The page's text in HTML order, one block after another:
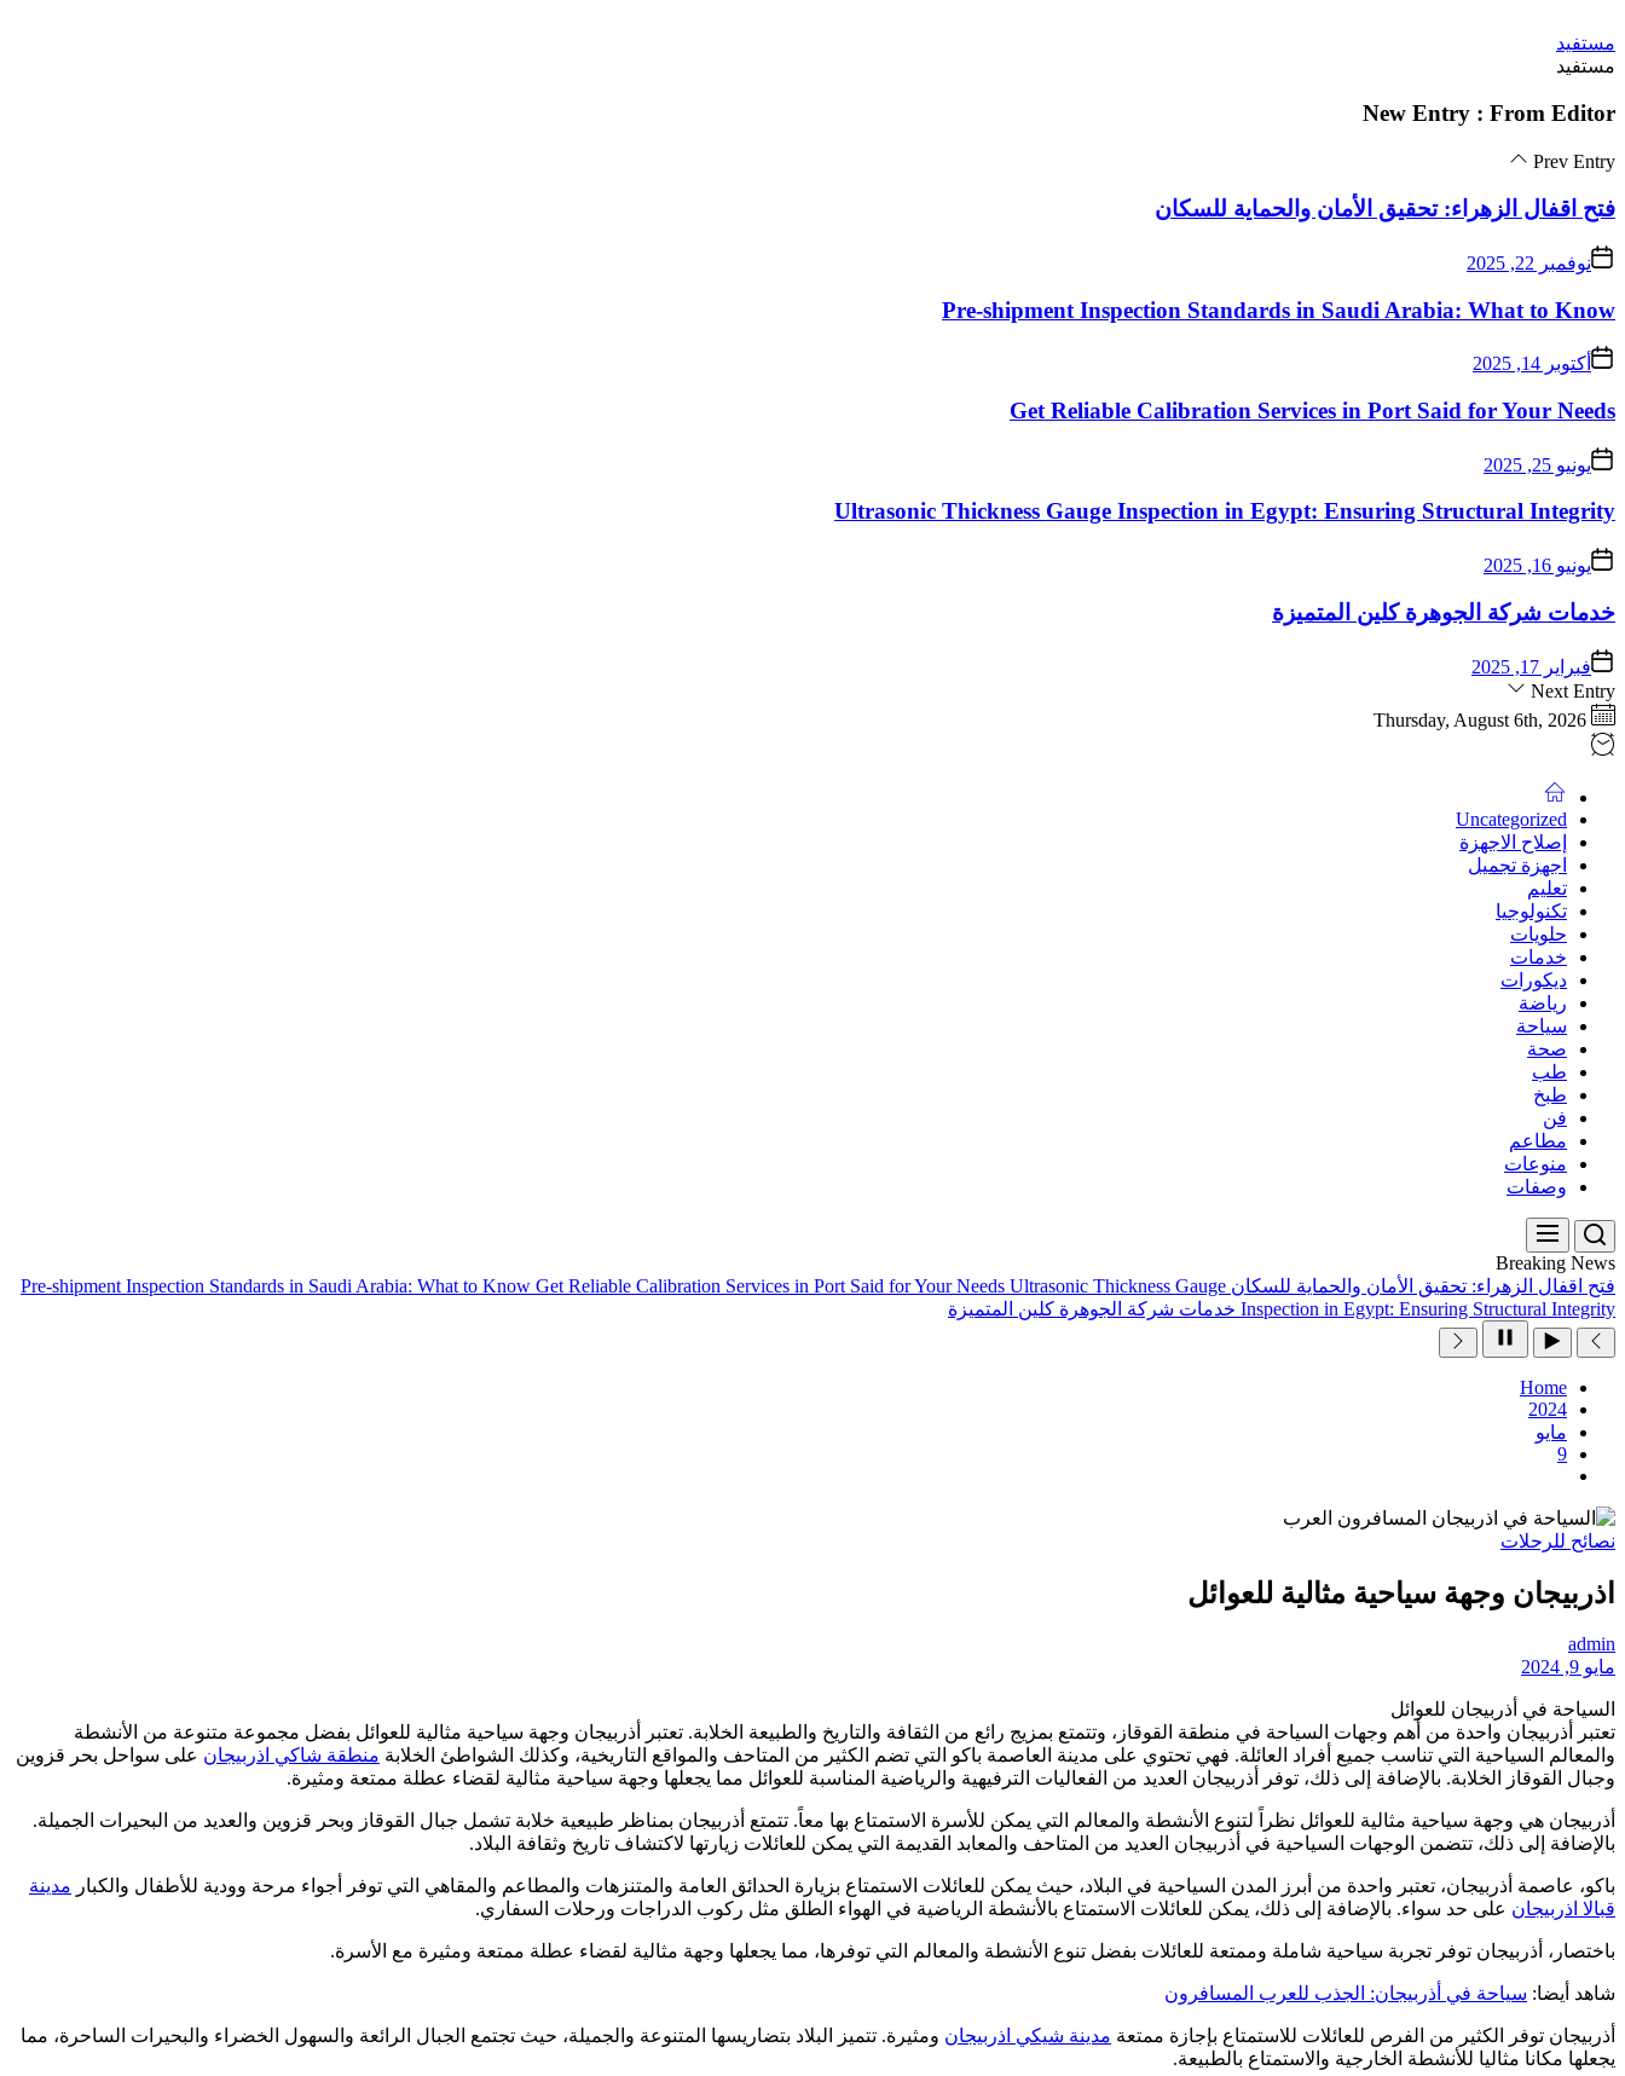
Skip
to
content
مستفيد
مستفيد
New Entry : From Editor
Prev Entry
فتح اقفال الزهراء: تحقيق الأمان والحماية للسكان
نوفمبر 22, 2025
Pre-shipment Inspection Standards in Saudi Arabia: What to Know
أكتوبر 14, 2025
Get Reliable Calibration Services in Port Said for Your Needs
يونيو 25, 2025
Ultrasonic Thickness Gauge Inspection in Egypt: Ensuring Structural Integrity
يونيو 16, 2025
خدمات شركة الجوهرة كلين المتميزة
فبراير 17, 2025
Next Entry
Thursday, August 6th, 2026
Uncategorized
إصلاح الاجهزة
اجهزة تجميل
تعليم
تكنولوجيا
حلويات
خدمات
ديكورات
رياضة
سياحة
صحة
طب
طبخ
فن
مطاعم
منوعات
وصفات
Breaking News
فتح اقفال الزهراء: تحقيق الأمان والحماية للسكان
Pre-shipment Inspection Standards in Saudi Arabia: What to Know Get Reliable Calibration Services in Port Said for Your Needs Ultrasonic Thickness Gauge
Inspection in Egypt: Ensuring Structural Integrity خدمات شركة الجوهرة كلين المتميزة
Home
2024
مايو
9
نصائح للرحلات
اذربيجان وجهة سياحية مثالية للعوائل
admin
مايو 9, 2024
السياحة في أذربيجان للعوائل
تعتبر أذربيجان واحدة من أهم وجهات السياحة في منطقة القوقاز، وتتمتع بمزيج رائع من الثقافة والتاريخ والطبيعة الخلابة. تعتبر أذربيجان وجهة سياحية مثالية للعوائل بفضل مجموعة متنوعة من الأنشطة
والمعالم السياحية التي تناسب جميع أفراد العائلة. فهي تحتوي على مدينة العاصمة باكو التي تضم الكثير من المتاحف والمواقع التاريخية، وكذلك الشواطئ الخلابة منطقة شاكي اذربيجان على سواحل بحر قزوين
وجبال القوقاز الخلابة. بالإضافة إلى ذلك، توفر أذربيجان العديد من الفعاليات الترفيهية والرياضية المناسبة للعوائل مما يجعلها وجهة سياحية مثالية لقضاء عطلة ممتعة ومثيرة.
أذربيجان هي وجهة سياحية مثالية للعوائل نظراً لتنوع الأنشطة والمعالم التي يمكن للأسرة الاستمتاع بها معاً. تتمتع أذربيجان بمناظر طبيعية خلابة تشمل جبال القوقاز وبحر قزوين والعديد من البحيرات الجميلة.
بالإضافة إلى ذلك، تتضمن الوجهات السياحية في أذربيجان العديد من المتاحف والمعابد القديمة التي يمكن للعائلات زيارتها لاكتشاف تاريخ وثقافة البلاد.
باكو، عاصمة أذربيجان، تعتبر واحدة من أبرز المدن السياحية في البلاد، حيث يمكن للعائلات الاستمتاع بزيارة الحدائق العامة والمتنزهات والمطاعم والمقاهي التي توفر أجواء مرحة وودية للأطفال والكبار مدينة
قبالا اذربيجان على حد سواء. بالإضافة إلى ذلك، يمكن للعائلات الاستمتاع بالأنشطة الرياضية في الهواء الطلق مثل ركوب الدراجات ورحلات السفاري.
باختصار، أذربيجان توفر تجربة سياحية شاملة وممتعة للعائلات بفضل تنوع الأنشطة والمعالم التي توفرها، مما يجعلها وجهة مثالية لقضاء عطلة ممتعة ومثيرة مع الأسرة.
شاهد أيضا: سياحة في أذربيجان: الجذب للعرب المسافرون
أذربيجان توفر الكثير من الفرص للعائلات للاستمتاع بإجازة ممتعة مدينة شيكي اذربيجان ومثيرة. تتميز البلاد بتضاريسها المتنوعة والجميلة، حيث تجتمع الجبال الرائعة والسهول الخضراء والبحيرات الساحرة، مما
يجعلها مكانا مثاليا للأنشطة الخارجية والاستمتاع بالطبيعة.